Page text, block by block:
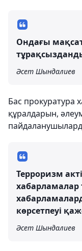
Ондағы
Әсет Шындалиев
Бас прокуратура
құралдарын,
Терроризм
хабарламалар
көрсетпеуі
Әсет Шындалиев